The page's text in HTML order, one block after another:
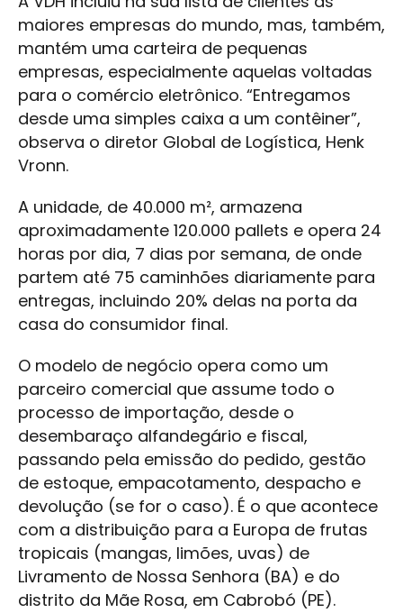
maiores empresas do mundo, mas, também,
mantém uma carteira de pequenas
empresas, especialmente aquelas voltadas
para o comércio eletrônico. “Entregamos
desde uma simples caixa a um contêiner”,
observa o diretor Global de Logística, Henk
Vronn.
A unidade, de 40.000 m², armazena
aproximadamente 120.000 pallets e opera 24
horas por dia, 7 dias por semana, de onde
partem até 75 caminhões diariamente para
entregas, incluindo 20% delas na porta da
casa do consumidor final.
O modelo de negócio opera como um
parceiro comercial que assume todo o
processo de importação, desde o
desembaraço alfandegário e fiscal,
passando pela emissão do pedido, gestão
de estoque, empacotamento, despacho e
devolução (se for o caso). É o que acontece
com a distribuição para a Europa de frutas
tropicais (mangas, limões, uvas) de
Livramento de Nossa Senhora (BA) e do
distrito da Mãe Rosa, em Cabrobó (PE).